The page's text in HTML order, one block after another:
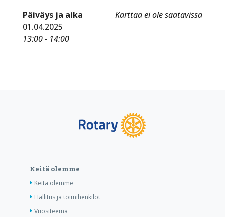
Karttaa ei ole saatavissa
Päiväys ja aika
01.04.2025
13:00 - 14:00
Keitä olemme
Keitä olemme
Hallitus ja toimihenkilöt
Vuositeema